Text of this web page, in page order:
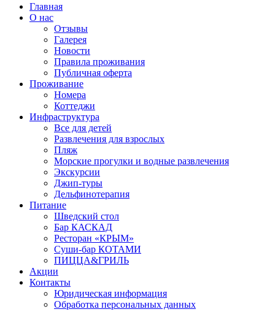
Главная
О нас
Отзывы
Галерея
Новости
Правила проживания
Публичная оферта
Проживание
Номера
Коттеджи
Инфраструктура
Все для детей
Развлечения для взрослых
Пляж
Морские прогулки и водные развлечения
Экскурсии
Джип-туры
Дельфинотерапия
Питание
Шведский стол
Бар КАСКАД
Ресторан «КРЫМ»
Суши-бар КОТАМИ
ПИЦЦА&ГРИЛЬ
Акции
Контакты
Юридическая информация
Обработка персональных данных